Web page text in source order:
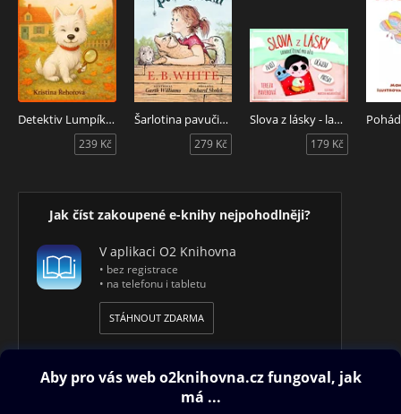
Detektiv Lumpík řeší zvířecí záhady
239 Kč
Šarlotina pavučinka
279 Kč
Slova z lásky - laskavé čtení pro děti
179 Kč
Jak číst zakoupené e-knihy nejpohodlněji?
V aplikaci O2 Knihovna
• bez registrace
• na telefonu i tabletu
STÁHNOUT ZDARMA